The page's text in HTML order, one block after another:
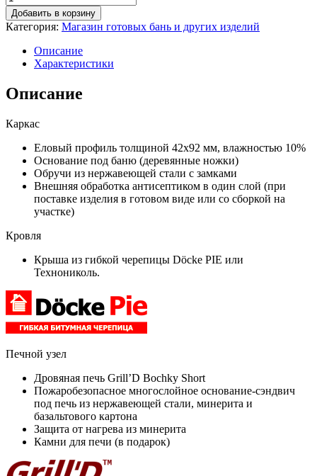
товара
Баня-
квадробочка
"Эксклюзив-
СВ"
сборе
Добавить в корзину
Категория: Магазин готовых бань и других изделий
Описание
Характеристики
Описание
Каркас
Еловый профиль толщиной 42х92 мм, влажностью 10%
Основание под баню (деревянные ножки)
Обручи из нержавеющей стали с замками
Внешняя обработка антисептиком в один слой (при
поставке изделия в готовом виде или со сборкой на
участке)
Кровля
Крыша из гибкой черепицы Döcke PIE или
Технониколь.
Печной узел
Дровяная печь Grill’D Bochky Short
Пожаробезопасное многослойное основание-сэндвич
под печь из нержавеющей стали, минерита и
базальтового картона
Защита от нагрева из минерита
Камни для печи (в подарок)